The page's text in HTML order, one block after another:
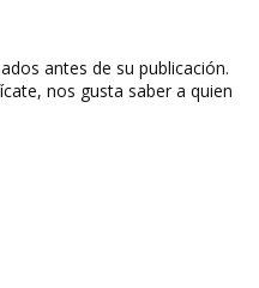
antes de su publicación.
nos gusta saber a quien